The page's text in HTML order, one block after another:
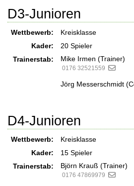
D3-Junioren
Wettbewerb:
Kreisklasse
Kader:
20 Spieler
Trainerstab:
Mike Irmen (Trainer)
0176 32521559
Jörg Messerschmidt
D4-Junioren
Wettbewerb:
Kreisklasse
Kader:
15 Spieler
Trainerstab:
Björn Krauß (Trainer)
0176 47869979